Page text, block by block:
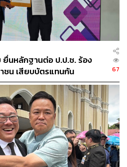
ยื่นหลักฐานต่อ ป.ป.ช. ร้อง
ชน เสียบบัตรแทนกัน
67